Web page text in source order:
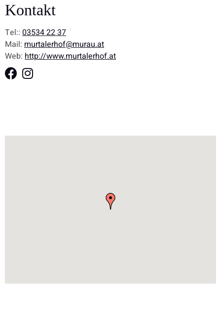
Kontakt
Tel:: 03534 22 37
Mail: murtalerhof@murau.at
Web: http://www.murtalerhof.at